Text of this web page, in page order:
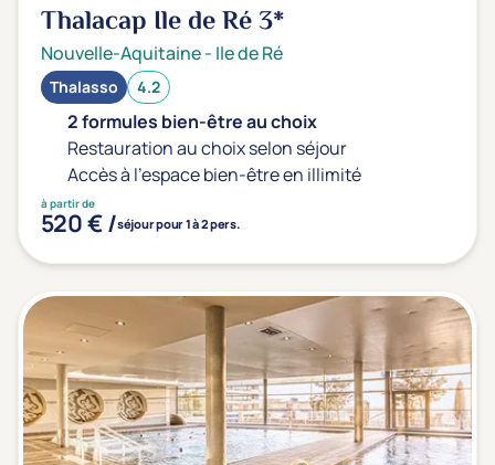
Thalacap Ile de Ré3*
Nouvelle-Aquitaine- Ile de Ré
Thalasso 4.2
2 formules bien-être au choix
Restauration au choix selon séjour
Accès à l'espace bien-être en illimité
à partir de
520 € /séjour pour 1 à 2 pers.